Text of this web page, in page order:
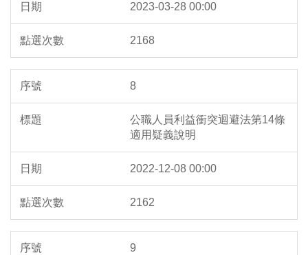
2023-03-28 00:00
2168
8
公職人員利益衝突迴避法第14條
適用疑義說明
2022-12-08 00:00
2162
9